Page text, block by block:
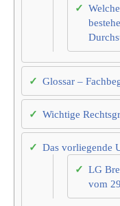
Glossar –
Wichtige
Das vorliegende
LG
vom